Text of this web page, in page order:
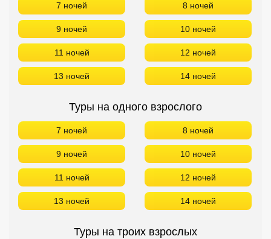
7 ночей 8 ночей
9 ночей 10 ночей
11 ночей 12 ночей
13 ночей 14 ночей
Туры на одного взрослого
7 ночей 8 ночей
9 ночей 10 ночей
11 ночей 12 ночей
13 ночей 14 ночей
Туры на троих взрослых